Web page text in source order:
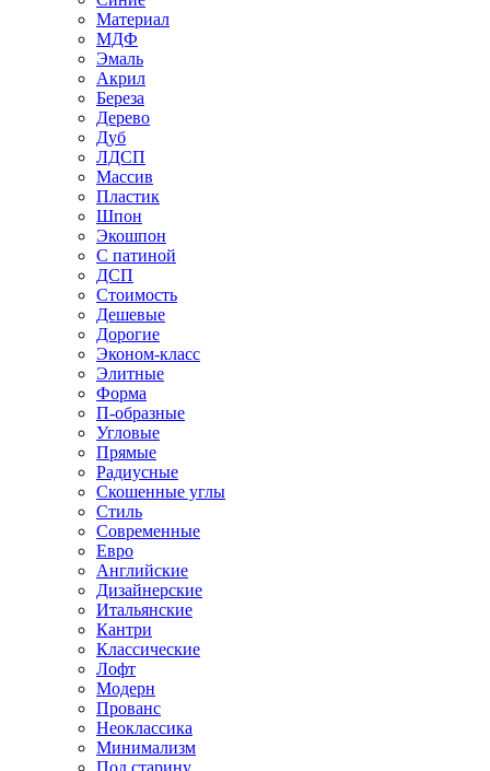
Материал
МДФ
Эмаль
Акрил
Береза
Дерево
Дуб
ЛДСП
Массив
Пластик
Шпон
Экошпон
С патиной
ДСП
Стоимость
Дешевые
Дорогие
Эконом-класс
Элитные
Форма
П-образные
Угловые
Прямые
Радиусные
Скошенные углы
Стиль
Современные
Евро
Английские
Дизайнерские
Итальянские
Кантри
Классические
Лофт
Модерн
Прованс
Неоклассика
Минимализм
Под старину